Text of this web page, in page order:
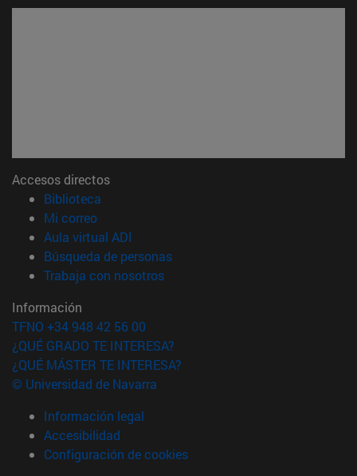
Accesos directos
Biblioteca
Mi correo(abre en nueva ventana)
Aula virtual ADI
Búsqueda de personas(abre en nueva ventana)
Trabaja con nosotros(abre en nueva ventana)
Información
TFNO +34 948 42 56 00
¿QUÉ GRADO TE INTERESA?
¿QUÉ MÁSTER TE INTERESA?
© Universidad de Navarra
Información legal
Accesibilidad
Configuración de cookies